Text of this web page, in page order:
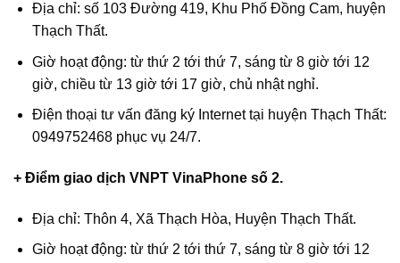
Địa chỉ: số 103 Đường 419, Khu Phố Đồng Cam, huyện
Thạch Thất.
Giờ hoạt động: từ thứ 2 tới thứ 7, sáng từ 8 giờ tới 12
giờ, chiều từ 13 giờ tới 17 giờ, chủ nhật nghỉ.
Điện thoại tư vấn đăng ký Internet tại huyện Thạch Thất:
0949752468 phục vụ 24/7.
+ Điểm giao dịch VNPT VinaPhone số 2.
Địa chỉ: Thôn 4, Xã Thạch Hòa, Huyện Thạch Thất.
Giờ hoạt động: từ thứ 2 tới thứ 7, sáng từ 8 giờ tới 12